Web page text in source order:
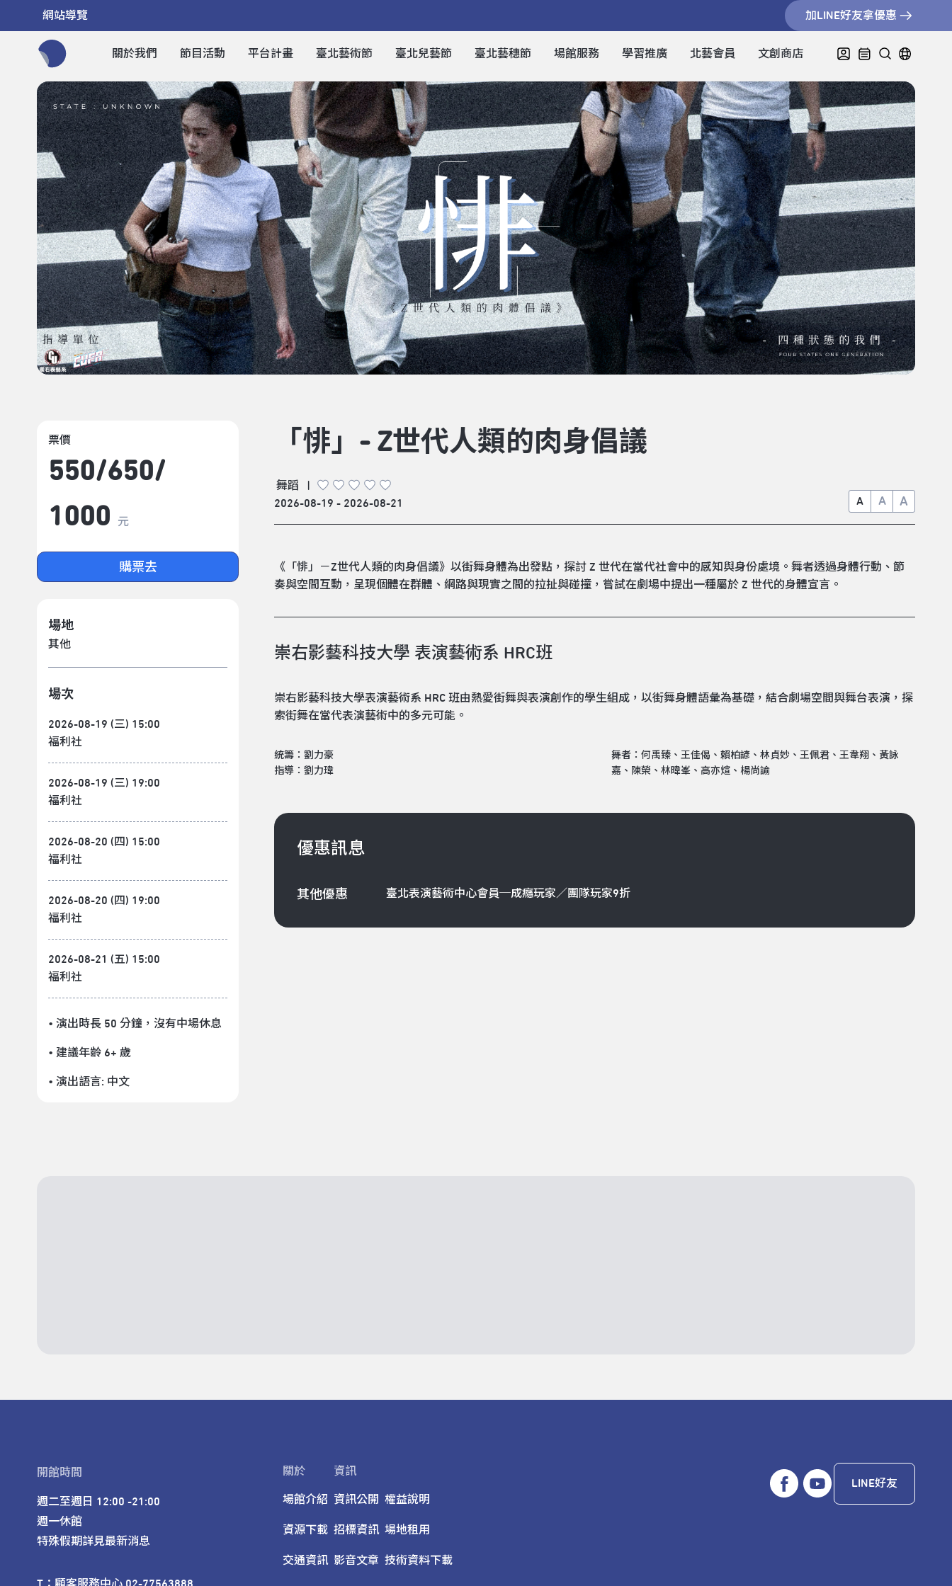
網站導覽 加LINE好友拿優惠
關於我們 節目活動 平台計畫 臺北藝術節 臺北兒藝節 臺北藝穗節 場館服務 學習推廣 北藝會員 文創商店
票價
550/​650/​
1000
元
購票去
場地
其他
場次
2026-08-19 (三) 15:00
福利社
2026-08-19 (三) 19:00
福利社
2026-08-20 (四) 15:00
福利社
2026-08-20 (四) 19:00
福利社
2026-08-21 (五) 15:00
福利社
• 演出時長 50 分鐘 ，沒有中場休息
• 建議年齡 6+ 歲
• 演出語言: 中文
「悱」- Z世代人類的肉身倡議
舞蹈
2026-08-19 - 2026-08-21
A A A
《「悱」－Z世代人類的肉身倡議》以街舞身體為出發點，探討 Z 世代在當代社會中的感知與身份處境。舞者透過身體行動、節
奏與空間互動，呈現個體在群體、網路與現實之間的拉扯與碰撞，嘗試在劇場中提出一種屬於 Z 世代的身體宣言。
崇右影藝科技大學 表演藝術系 HRC班
崇右影藝科技大學表演藝術系 HRC 班由熱愛街舞與表演創作的學生組成，以街舞身體語彙為基礎，結合劇場空間與舞台表演，探
索街舞在當代表演藝術中的多元可能。
統籌：劉力豪
指導：劉力瑋
舞者：何禹臻、王佳偈、賴柏諺、林貞妙、王佩君、王韋翔、黃詠
嘉、陳榮、林暐峯、高亦煊、楊尚諭
優惠訊息
其他優惠 臺北表演藝術中心會員─成癮玩家／團隊玩家9折
開館時間
週二至週日 12:00 -21:00
週一休館
特殊假期詳見最新消息
T：顧客服務中心 02-77563888
關於
場館介紹
資源下載
交通資訊
資訊
資訊公開
招標資訊
影音文章
權益說明
場地租用
技術資料下載
LINE好友